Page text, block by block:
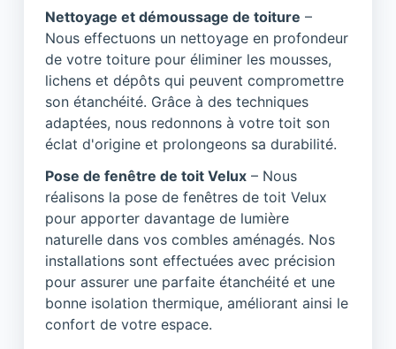
Nettoyage et démoussage de toiture –
Nous effectuons un nettoyage en profondeur
de votre toiture pour éliminer les mousses,
lichens et dépôts qui peuvent compromettre
son étanchéité. Grâce à des techniques
adaptées, nous redonnons à votre toit son
éclat d'origine et prolongeons sa durabilité.
Pose de fenêtre de toit Velux – Nous
réalisons la pose de fenêtres de toit Velux
pour apporter davantage de lumière
naturelle dans vos combles aménagés. Nos
installations sont effectuées avec précision
pour assurer une parfaite étanchéité et une
bonne isolation thermique, améliorant ainsi le
confort de votre espace.